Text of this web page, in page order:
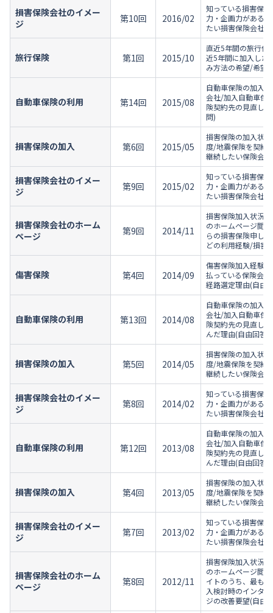
損害保険会社のイメー
ジ
第10回 2016/02
知っている損害保
力・企画力がある
たい損害保険会社/
旅行保険 第1回 2015/10
直近5年間の旅行保
近5年間に加入した
み方法の希望/希望
自動車保険の利用 第14回 2015/08
自動車保険の加入
会社/加入自動車保
険契約先の見直し
問)
損害保険の加入 第6回 2015/05
損害保険の加入状
度/地震保険を契約
継続したい保険会
損害保険会社のイメー
ジ
第9回 2015/02
知っている損害保
力・企画力がある
たい損害保険会社/
損害保険会社のホーム
ページ
第9回 2014/11
損害保険加入状況/
のホームページ閲
らの損害保険申し
どの利用経験/損害
傷害保険 第4回 2014/09
傷害保険加入経験/
払っている保険会
経路選定理由(自由
自動車保険の利用 第13回 2014/08
自動車保険の加入
会社/加入自動車保
険契約先の見直し
んだ理由(自由回答
損害保険の加入 第5回 2014/05
損害保険の加入状
度/地震保険を契約
継続したい保険会
損害保険会社のイメー
ジ
第8回 2014/02
知っている損害保
力・企画力がある
たい損害保険会社/
自動車保険の利用 第12回 2013/08
自動車保険の加入
会社/加入自動車保
険契約先の見直し
んだ理由(自由回答
損害保険の加入 第4回 2013/05
損害保険の加入状
度/地震保険を契約
継続したい保険会
損害保険会社のイメー
ジ
第7回 2013/02
知っている損害保
力・企画力がある
たい損害保険会社/
損害保険会社のホーム
ページ
第8回 2012/11
損害保険加入状況/
のホームページ閲
イトのうち、最も
入検討時のインタ
ジの改善要望(自由